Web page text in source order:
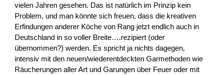
vielen Jahren gesehen. Das ist natürlich im Prinzip kein
Problem, und man könnte sich freuen, dass die kreativen
Erfindungen anderer Köche von Rang jetzt endlich auch in
Deutschland in so voller Breite….rezipiert (oder
übernommen?) werden. Es spricht ja nichts dagegen,
intensiv mit den neuen/wiederentdeckten Garmethoden wie
Räucherungen aller Art und Garungen über Feuer oder mit